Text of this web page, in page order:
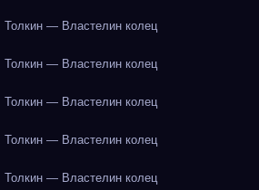
— Властелин колец
— Властелин колец
— Властелин колец
— Властелин колец
— Властелин колец